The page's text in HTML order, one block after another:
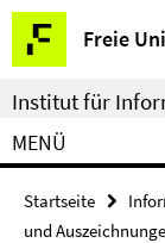
Springe
direkt
zu
Inhalt
Freie
Service-
Navigation
Institut für
MENÜ
Startseite
und